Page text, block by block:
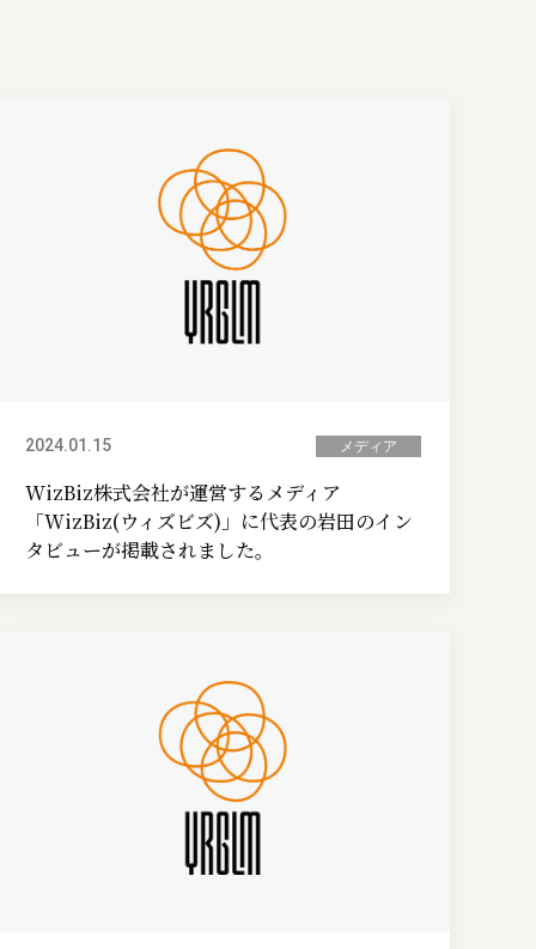
2024.01.15 メディア
WizBiz株式会社が運営するメディア
「WizBiz(ウィズビズ)」に代表の岩田のイン
タビューが掲載されました。